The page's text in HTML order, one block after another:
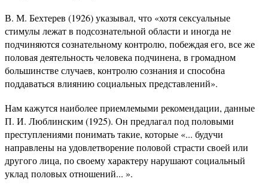
В. М. Бехтерев (1926) указывал, что «хотя сексуальные
стимулы лежат в подсознательной области и иногда не
подчиняются сознательному контролю, побеждая его, все же
половая деятельность человека подчинена, в громадном
большинстве случаев, контролю сознания и способна
поддаваться влиянию социальных представлений».
Нам кажутся наиболее приемлемыми рекомендации, данные
П. И. Люблинским (1925). Он предлагал под половыми
преступлениями понимать такие, которые «... будучи
направлены на удовлетворение половой страсти своей или
другого лица, по своему характеру нарушают социальный
уклад половых отношений... ».